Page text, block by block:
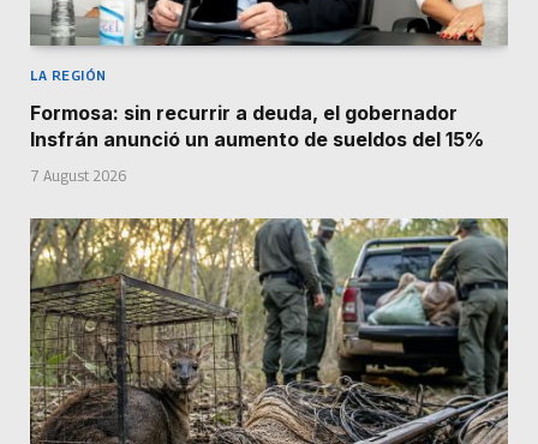
LA REGIÓN
Formosa: sin recurrir a deuda, el gobernador
Insfrán anunció un aumento de sueldos del 15%
7 August 2026